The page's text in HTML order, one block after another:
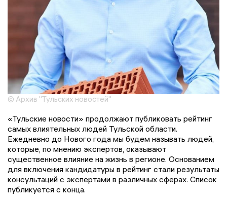
© Архив "Тульских новостей"
«Тульские новости» продолжают публиковать рейтинг
самых влиятельных людей Тульской области.
Ежедневно до Нового года мы будем называть людей,
которые, по мнению экспертов, оказывают
существенное влияние на жизнь в регионе. Основанием
для включения кандидатуры в рейтинг стали результаты
консультаций с экспертами в различных сферах. Список
публикуется с конца.